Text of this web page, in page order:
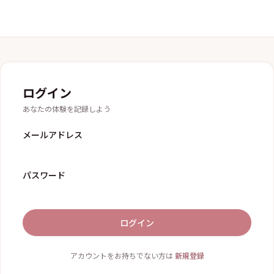
ログイン
あなたの体験を記録しよう
メールアドレス
パスワード
ログイン
アカウントをお持ちでない方は 新規登録